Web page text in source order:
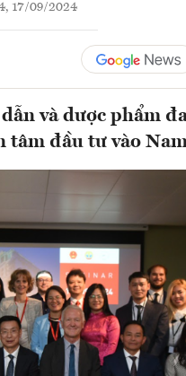
17/09/2024
và dược phẩm
tâm đầu tư vào